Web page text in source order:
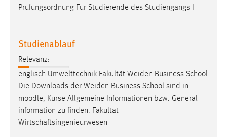
Prüfungsordnung Für Studierende des Studiengangs I
Studienablauf
Relevanz:
englisch Umwelttechnik Fakultät Weiden Business School
Die Downloads der Weiden Business School sind in
moodle, Kurse Allgemeine Informationen bzw. General
information zu finden. Fakultät
Wirtschaftsingenieurwesen